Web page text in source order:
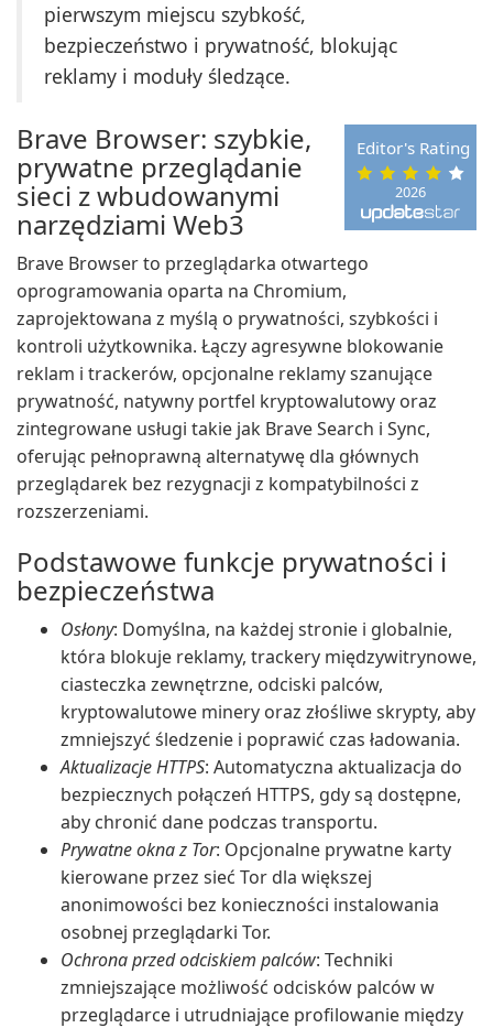
pierwszym miejscu szybkość,
bezpieczeństwo i prywatność, blokując
reklamy i moduły śledzące.
2026
Editor's Rating
Brave Browser: szybkie,
prywatne przeglądanie
sieci z wbudowanymi
narzędziami Web3
Brave Browser to przeglądarka otwartego
oprogramowania oparta na Chromium,
zaprojektowana z myślą o prywatności, szybkości i
kontroli użytkownika. Łączy agresywne blokowanie
reklam i trackerów, opcjonalne reklamy szanujące
prywatność, natywny portfel kryptowalutowy oraz
zintegrowane usługi takie jak Brave Search i Sync,
oferując pełnoprawną alternatywę dla głównych
przeglądarek bez rezygnacji z kompatybilności z
rozszerzeniami.
Podstawowe funkcje prywatności i
bezpieczeństwa
Osłony: Domyślna, na każdej stronie i globalnie,
która blokuje reklamy, trackery międzywitrynowe,
ciasteczka zewnętrzne, odciski palców,
kryptowalutowe minery oraz złośliwe skrypty, aby
zmniejszyć śledzenie i poprawić czas ładowania.
Aktualizacje HTTPS: Automatyczna aktualizacja do
bezpiecznych połączeń HTTPS, gdy są dostępne,
aby chronić dane podczas transportu.
Prywatne okna z Tor: Opcjonalne prywatne karty
kierowane przez sieć Tor dla większej
anonimowości bez konieczności instalowania
osobnej przeglądarki Tor.
Ochrona przed odciskiem palców: Techniki
zmniejszające możliwość odcisków palców w
przeglądarce i utrudniające profilowanie między